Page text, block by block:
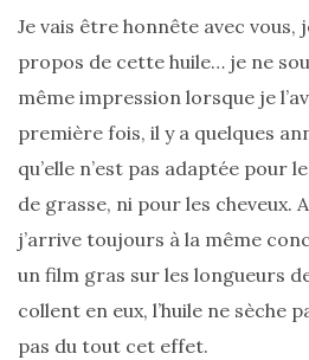
Je vais être honnête avec vous,
propos de cette huile… je ne
même impression lorsque je
première fois, il y a quelques
qu’elle n’est pas adaptée pour
de grasse, ni pour les cheveux.
j’arrive toujours à la même
un film gras sur les longueurs
collent en eux, l’huile ne sèche
pas du tout cet effet.